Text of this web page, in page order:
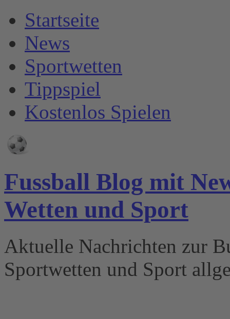
Startseite
News
Sportwetten
Tippspiel
Kostenlos Spielen
Fussball Blog mit
Wetten und Sport
Aktuelle Nachrichten zur
Sportwetten und Sport